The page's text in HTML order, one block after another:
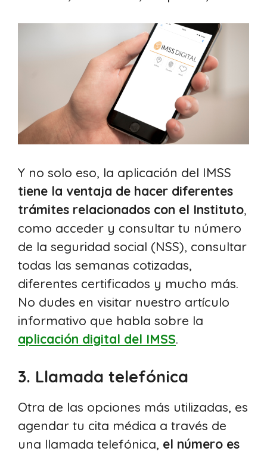
Y no solo eso, la aplicación del IMSS
tiene la ventaja de hacer diferentes
trámites relacionados con el Instituto,
como acceder y consultar tu número
de la seguridad social (NSS), consultar
todas las semanas cotizadas,
diferentes certificados y mucho más.
No dudes en visitar nuestro artículo
informativo que habla sobre la
aplicación digital del IMSS.
3. Llamada telefónica
Otra de las opciones más utilizadas, es
agendar tu cita médica a través de
una llamada telefónica, el número es